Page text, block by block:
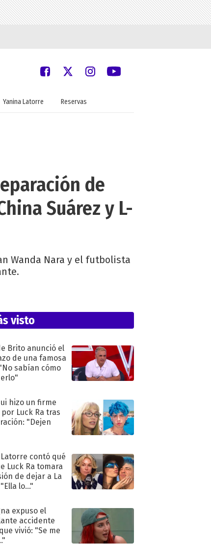
Yanina Latorre Reservas
de
Suárez y L-
Wanda Nara y el futbolista
visto
Brito anunció el
de una famosa
sabían cómo
hizo un firme
Luck Ra tras
"Dejen
contó qué
Luck Ra tomara
de dejar a La
lo..."
expuso el
accidente
vivió: "Se me